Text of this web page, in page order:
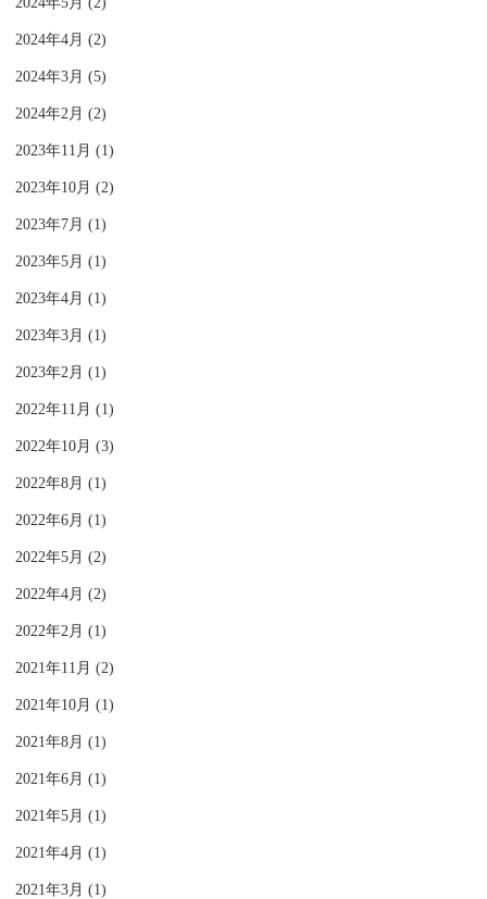
2024年4月 (2)
2024年3月 (5)
2024年2月 (2)
2023年11月 (1)
2023年10月 (2)
2023年7月 (1)
2023年5月 (1)
2023年4月 (1)
2023年3月 (1)
2023年2月 (1)
2022年11月 (1)
2022年10月 (3)
2022年8月 (1)
2022年6月 (1)
2022年5月 (2)
2022年4月 (2)
2022年2月 (1)
2021年11月 (2)
2021年10月 (1)
2021年8月 (1)
2021年6月 (1)
2021年5月 (1)
2021年4月 (1)
2021年3月 (1)